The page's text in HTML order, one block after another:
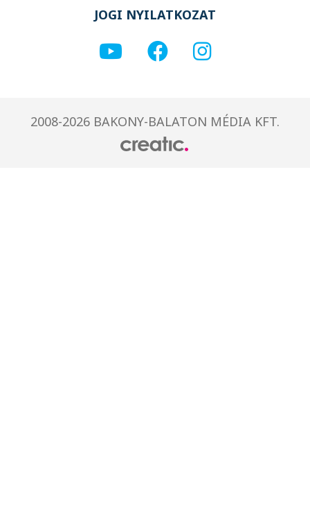
JOGI NYILATKOZAT
2008-2026 BAKONY-BALATON MÉDIA KFT.